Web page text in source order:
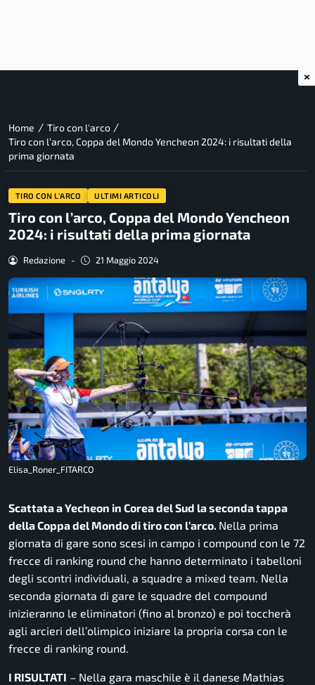
Home / Tiro con l'arco /
Tiro con l’arco, Coppa del Mondo Yencheon 2024: i risultati della
prima giornata
TIRO CON L'ARCO ULTIMI ARTICOLI
Tiro con l’arco, Coppa del Mondo Yencheon
2024: i risultati della prima giornata
Redazione - 21 Maggio 2024
Elisa_Roner_FITARCO
Scattata a Yecheon in Corea del Sud la seconda tappa
della Coppa del Mondo di tiro con l’arco. Nella prima
giornata di gare sono scesi in campo i compound con le 72
frecce di ranking round che hanno determinato i tabelloni
degli scontri individuali, a squadre a mixed team. Nella
seconda giornata di gare le squadre del compound
inizieranno le eliminatori (fino al bronzo) e poi toccherà
agli arcieri dell’olimpico iniziare la propria corsa con le
frecce di ranking round.
I RISULTATI – Nella gara maschile è il danese Mathias
×